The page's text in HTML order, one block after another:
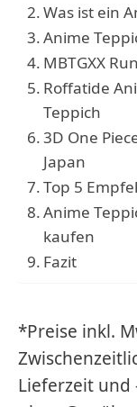
Was ist ein
Anime
MBTGXX
Roffatide
Teppich
3D One
Japan
Top 5
Anime
kaufen
Fazit
*Preise inkl.
Lieferzeit und